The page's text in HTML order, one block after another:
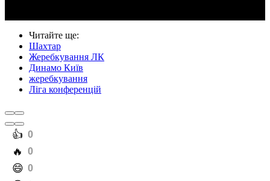
Читайте ще:
Шахтар
Жеребкування ЛК
Динамо Київ
жеребкування
Ліга конференцій
️👍 0
️🔥 0
️😄 0